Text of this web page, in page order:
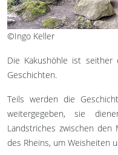
©Ingo Keller
Die Kakushöhle ist seither
Geschichten.
Teils werden die
weitergegeben, sie
Landstriches zwischen
des Rheins, um Weisheiten